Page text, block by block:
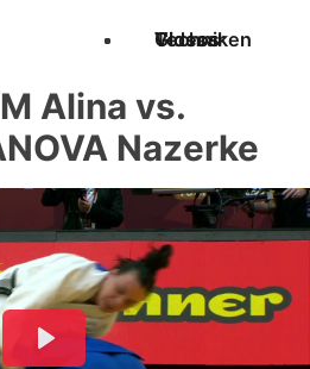
Techniken
Videos
Glossar
Alina vs.
Nazerke